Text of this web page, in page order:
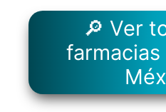
🔎 Ver